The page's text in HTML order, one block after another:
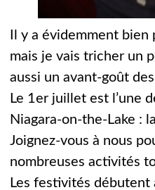
Il y a évidemment bien
mais je vais tricher un
aussi un avant-goût
Le 1er juillet est l’une
Niagara-on-the-Lake : la
Joignez-vous à nous
nombreuses activités
Les festivités débutent